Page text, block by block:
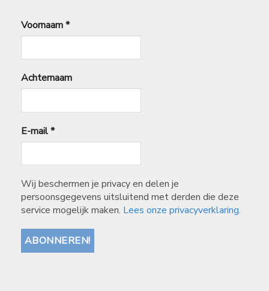
Voornaam*
Achternaam
E-mail*
Wij beschermen je privacy en delen je
persoonsgegevens uitsluitend met derden die deze
service mogelijk maken. Lees onze privacyverklaring.